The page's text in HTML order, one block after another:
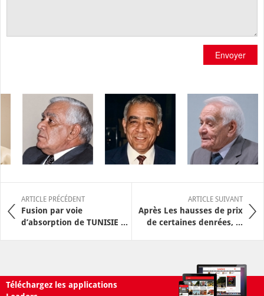
Envoyer
ARTICLE PRÉCÉDENT
Fusion par voie
d’absorption de TUNISIE ...
ARTICLE SUIVANT
Après Les hausses de prix
de certaines denrées, ...
Téléchargez les applications